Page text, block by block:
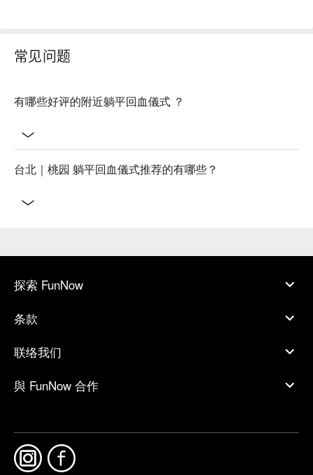
常见问题
有哪些好评的附近躺平回血儀式 ？
台北｜桃园 躺平回血儀式推荐的有哪些？
探索 FunNow
条款
联络我们
與 FunNow 合作